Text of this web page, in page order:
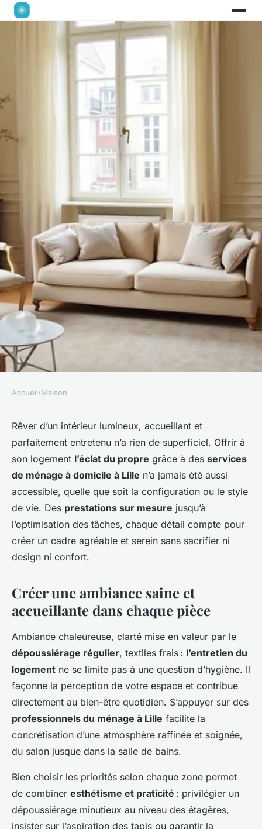
Ménage à domicile à lille :
inspiration, organisation et
astuces pour une maison
impeccable
admin• 13 janvier 2026•6 min de lecture
Accueil›Maison
Rêver d’un intérieur lumineux, accueillant et
parfaitement entretenu n’a rien de superficiel. Offrir à
son logement l’éclat du propre grâce à des services
de ménage à domicile à Lille n’a jamais été aussi
accessible, quelle que soit la configuration ou le style
de vie. Des prestations sur mesure jusqu’à
l’optimisation des tâches, chaque détail compte pour
créer un cadre agréable et serein sans sacrifier ni
design ni confort.
Créer une ambiance saine et
accueillante dans chaque pièce
Ambiance chaleureuse, clarté mise en valeur par le
dépoussiérage régulier, textiles frais : l’entretien du
logement ne se limite pas à une question d’hygiène. Il
façonne la perception de votre espace et contribue
directement au bien-être quotidien. S’appuyer sur des
professionnels du ménage à Lille facilite la
concrétisation d’une atmosphère raffinée et soignée,
du salon jusque dans la salle de bains.
Bien choisir les priorités selon chaque zone permet
de combiner esthétisme et praticité : privilégier un
dépoussiérage minutieux au niveau des étagères,
insister sur l’aspiration des tapis ou garantir la